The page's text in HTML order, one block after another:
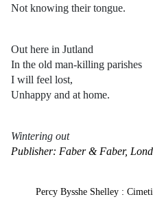
Not knowing their tongue.
Out here in Jutland
In the old man-killing parishes
I will feel lost,
Unhappy and at home.
Wintering out
Publisher: Faber & Faber,
Percy Bysshe Shelley :